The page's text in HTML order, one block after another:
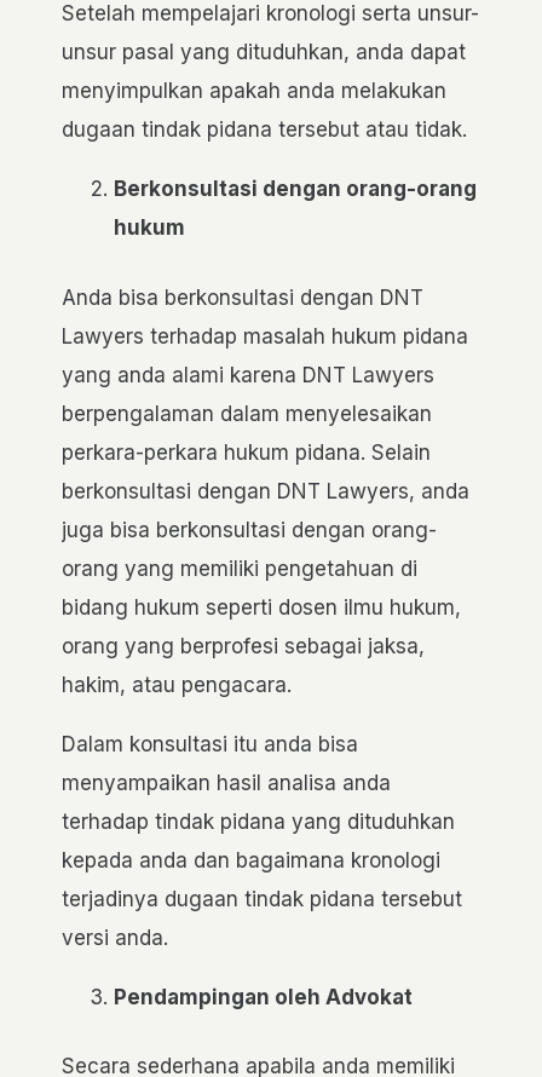
Setelah mempelajari kronologi serta unsur-
unsur pasal yang dituduhkan, anda dapat
menyimpulkan apakah anda melakukan
dugaan tindak pidana tersebut atau tidak.
Berkonsultasi dengan orang-orang
hukum
Anda bisa berkonsultasi dengan DNT
Lawyers terhadap masalah hukum pidana
yang anda alami karena DNT Lawyers
berpengalaman dalam menyelesaikan
perkara-perkara hukum pidana. Selain
berkonsultasi dengan DNT Lawyers, anda
juga bisa berkonsultasi dengan orang-
orang yang memiliki pengetahuan di
bidang hukum seperti dosen ilmu hukum,
orang yang berprofesi sebagai jaksa,
hakim, atau pengacara.
Dalam konsultasi itu anda bisa
menyampaikan hasil analisa anda
terhadap tindak pidana yang dituduhkan
kepada anda dan bagaimana kronologi
terjadinya dugaan tindak pidana tersebut
versi anda.
Pendampingan oleh Advokat
Secara sederhana apabila anda memiliki